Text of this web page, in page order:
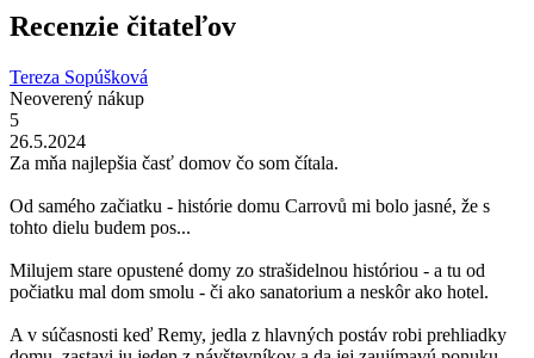
Recenzie čitateľov
Tereza Sopúšková
Neoverený nákup
5
26.5.2024
Za mňa najlepšia časť domov čo som čítala.
Od samého začiatku - histórie domu Carrovů mi bolo jasné, že s
tohto dielu budem pos...
Milujem stare opustené domy zo strašidelnou históriou - a tu od
počiatku mal dom smolu - či ako sanatorium a neskôr ako hotel.
A v súčasnosti keď Remy, jedla z hlavných postáv robi prehliadky